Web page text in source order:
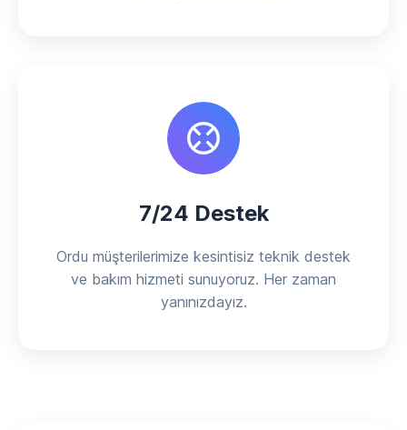
7/24 Destek
Ordu müşterilerimize kesintisiz teknik destek
ve bakım hizmeti sunuyoruz. Her zaman
yanınızdayız.